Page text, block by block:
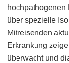
hochpathogenen
über spezielle
Mitreisenden
Erkrankung
überwacht und